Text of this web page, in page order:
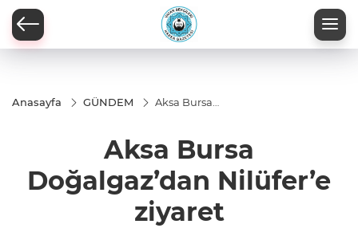
Anasayfa GÜNDEM
Aksa Bursa
ziyaret
Aksa Bursa
Doğalgaz’dan Nilüfer’e
ziyaret